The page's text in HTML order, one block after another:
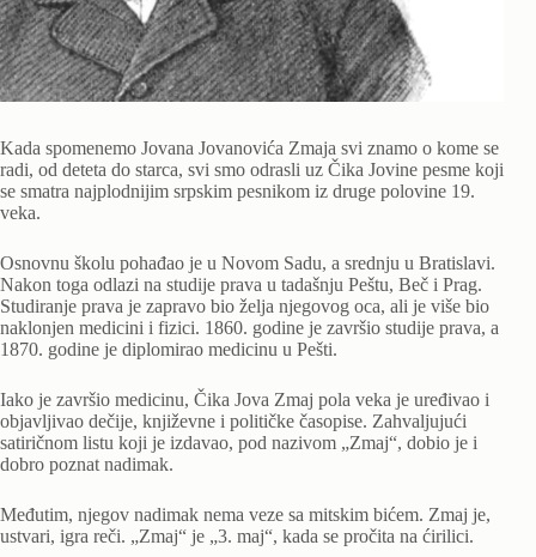
Kada spomenemo Jovana Jovanovića Zmaja svi znamo o kome se
radi, od deteta do starca, svi smo odrasli uz Čika Jovine pesme koji
se smatra najplodnijim srpskim pesnikom iz druge polovine 19.
veka.
Osnovnu školu pohađao je u Novom Sadu, a srednju u Bratislavi.
Nakon toga odlazi na studije prava u tadašnju Peštu, Beč i Prag.
Studiranje prava je zapravo bio želja njegovog oca, ali je više bio
naklonjen medicini i fizici. 1860. godine je završio studije prava, a
1870. godine je diplomirao medicinu u Pešti.
Iako je završio medicinu, Čika Jova Zmaj pola veka je uređivao i
objavljivao dečije, književne i političke časopise. Zahvaljujući
satiričnom listu koji je izdavao, pod nazivom „Zmaj“, dobio je i
dobro poznat nadimak.
Međutim, njegov nadimak nema veze sa mitskim bićem. Zmaj je,
ustvari, igra reči. „Zmaj“ je „3. maj“, kada se pročita na ćirilici.